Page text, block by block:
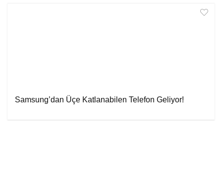
Samsung’dan Üçe Katlanabilen Telefon Geliyor!